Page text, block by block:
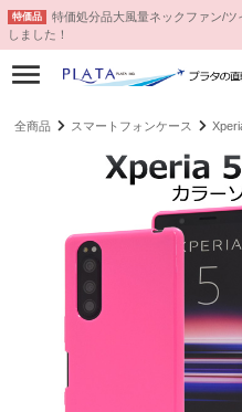
特価品
特価処分品大風量ネックファン/
しました！
全商品 スマートフォンケース